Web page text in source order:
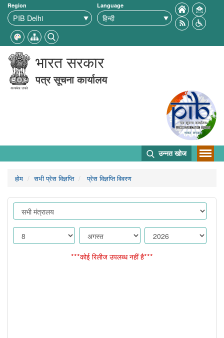
Region Language
भारत सरकार
पत्र सूचना कार्यालय
उन्नत खोज
होम सभी प्रेस विज्ञप्ति प्रेस विज्ञप्ति विवरण
***कोई रिलीज उपलब्ध नहीं है***